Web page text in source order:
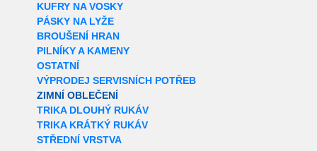
KUFRY NA VOSKY
PÁSKY NA LYŽE
BROUŠENÍ HRAN
PILNÍKY A KAMENY
OSTATNÍ
VÝPRODEJ SERVISNÍCH POTŘEB
ZIMNÍ OBLEČENÍ
TRIKA DLOUHÝ RUKÁV
TRIKA KRÁTKÝ RUKÁV
STŘEDNÍ VRSTVA